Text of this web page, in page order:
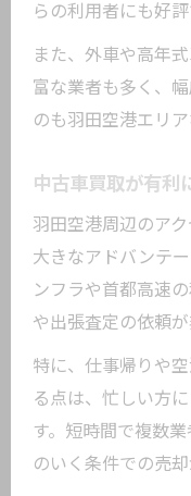
中古車買
チ法
羽田空港
る視点
方法
口コミや
理由
愛車の価
ント
有利な中古
備法
中古車買
重要性
らの利用者にも好評
また、外車や高年
富な業者も多く、
のも羽田空港エリ
中古車買取が有利
羽田空港周辺のア
大きなアドバンテ
ンフラや首都高速
や出張査定の依頼が
特に、仕事帰りや
る点は、忙しい方
す。短時間で複数
のいく条件での売却